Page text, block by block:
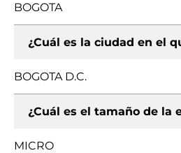
BOGOTA
¿Cuál es la ciudad en el
BOGOTA D.C.
¿Cuál es el tamaño de la
MICRO